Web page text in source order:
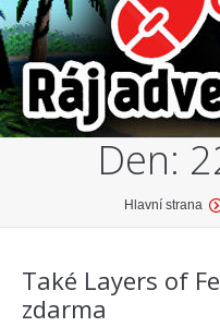
Registrace
Přihlášení O
Den:
Hlavní strana
Také Layers of
zdarma